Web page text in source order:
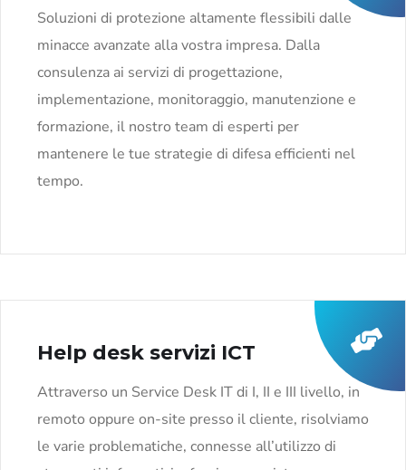
Soluzioni di protezione altamente flessibili dalle
minacce avanzate alla vostra impresa. Dalla
consulenza ai servizi di progettazione,
implementazione, monitoraggio, manutenzione e
formazione, il nostro team di esperti per
mantenere le tue strategie di difesa efficienti nel
tempo.
Help desk servizi ICT
Attraverso un Service Desk IT di I, II e III livello, in
remoto oppure on-site presso il cliente, risolviamo
le varie problematiche, connesse all’utilizzo di